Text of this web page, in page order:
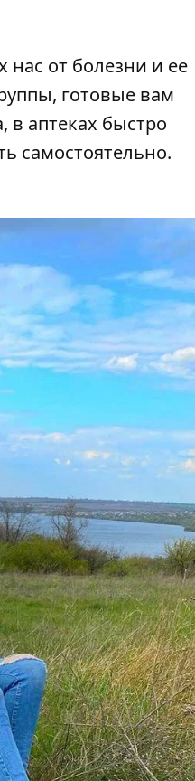
нас от болезни и ее
готовые вам
в аптеках быстро
самостоятельно.